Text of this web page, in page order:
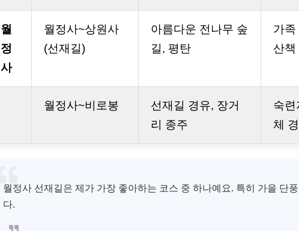
월
정
사
월정사~상원사
(선재길)
아름다운 전나무 숲
길, 평탄
가족
산책
월정사~비로봉
선재길 경유, 장거
리 종주
숙련
체
월정사 선재길은 제가 가장 좋아하는 코스 중 하나예요. 특히 가을 단
다.